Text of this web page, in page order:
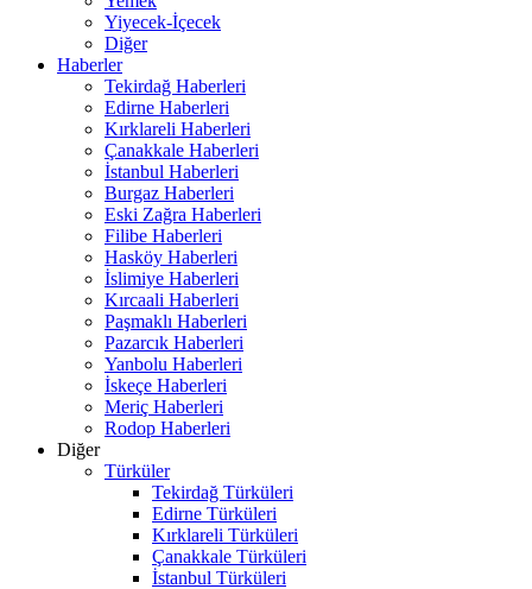
Yiyecek-İçecek
Diğer
Haberler
Tekirdağ Haberleri
Edirne Haberleri
Kırklareli Haberleri
Çanakkale Haberleri
İstanbul Haberleri
Burgaz Haberleri
Eski Zağra Haberleri
Filibe Haberleri
Hasköy Haberleri
İslimiye Haberleri
Kırcaali Haberleri
Paşmaklı Haberleri
Pazarcık Haberleri
Yanbolu Haberleri
İskeçe Haberleri
Meriç Haberleri
Rodop Haberleri
Diğer
Türküler
Tekirdağ Türküleri
Edirne Türküleri
Kırklareli Türküleri
Çanakkale Türküleri
İstanbul Türküleri